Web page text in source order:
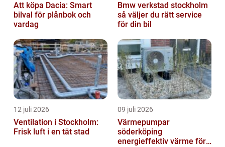
Att köpa Dacia: Smart
bilval för plånbok och
vardag
Bmw verkstad stockholm
så väljer du rätt service
för din bil
12 juli 2026
Ventilation i Stockholm:
Frisk luft i en tät stad
09 juli 2026
Värmepumpar
söderköping
energieffektiv värme för